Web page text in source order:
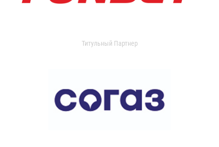
Титульный Партнер